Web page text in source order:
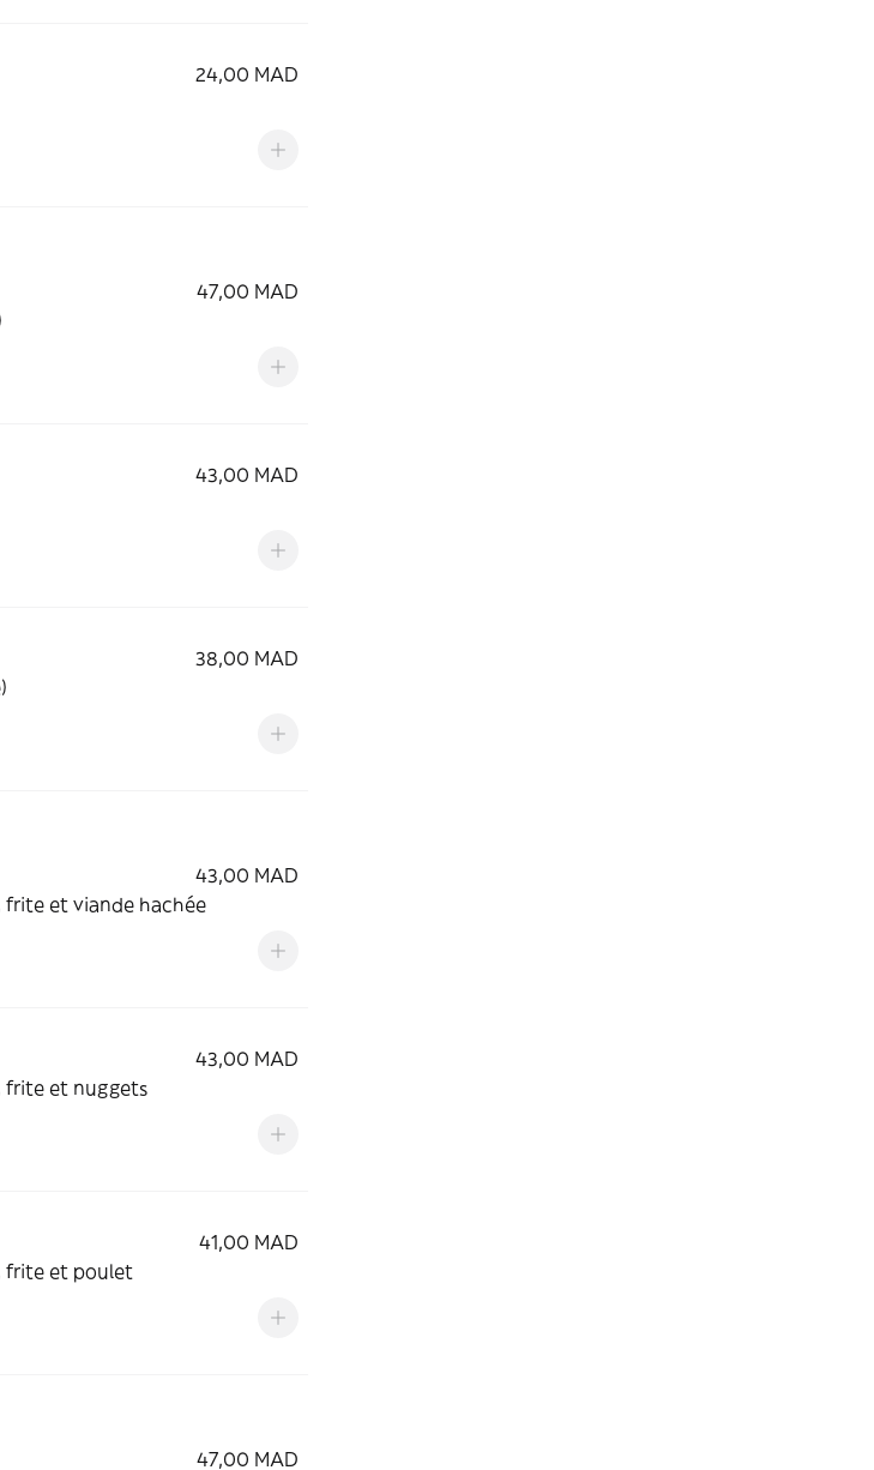
24,00 MAD
47,00 MAD
43,00 MAD
38,00 MAD
43,00 MAD
frite et viande hachée
43,00 MAD
frite et nuggets
41,00 MAD
frite et poulet
47,00 MAD